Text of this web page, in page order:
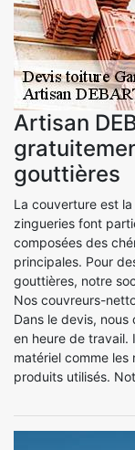
Artisan
gouttières
La couverture est
zingueries font
composées des
principales. Pour
gouttières, notre
Nos couvreurs-
Dans le devis,
en heure de travail.
matériel comme
produits utilisés.